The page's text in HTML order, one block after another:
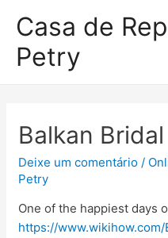
Casa de
Petry
Balkan
Deixe um comentário /
Petry
One of the happiest days
https://